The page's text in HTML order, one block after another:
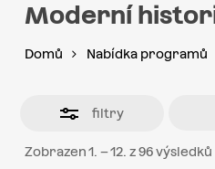
Moderní
Domů Nabídka programů
filtry
Zobrazen 1. – 12. z 96 výsledků